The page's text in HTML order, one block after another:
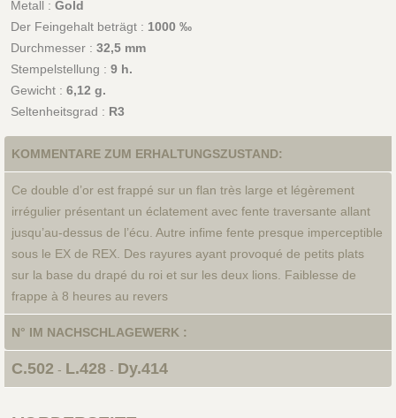
Metall : Gold
Der Feingehalt beträgt : 1000 ‰
Durchmesser : 32,5 mm
Stempelstellung : 9 h.
Gewicht : 6,12 g.
Seltenheitsgrad : R3
KOMMENTARE ZUM ERHALTUNGSZUSTAND:
Ce double d’or est frappé sur un flan très large et légèrement
irrégulier présentant un éclatement avec fente traversante allant
jusqu’au-dessus de l’écu. Autre infime fente presque imperceptible
sous le EX de REX. Des rayures ayant provoqué de petits plats
sur la base du drapé du roi et sur les deux lions. Faiblesse de
frappe à 8 heures au revers
N° IM NACHSCHLAGEWERK :
C.502 - L.428- Dy.414